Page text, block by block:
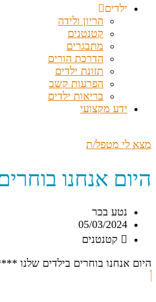
ילדים
הריון ולידה
קטנטנים
מתבגרים
הדרכת הורים
תזונת ילדים
הפרעות קשב
בריאות ילדים
ידע מקצועי
מצא לי מטפל/ת
היום אנחנו
נטע בכר
05/03/2024
קטנטנים
היום אנחנו בוחרים בילדים